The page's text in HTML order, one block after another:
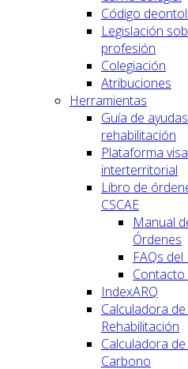
Código
Legislación
profesión
Colegiación
Atribuciones
Herramientas
Guía de
rehabilitación
Plataforma
interterritorial
Libro de
CSCAE
Manual
Órdenes
FAQs
IndexARQ
Calculadora
Rehabilitación
Calculadora
Carbono